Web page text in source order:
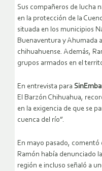
Sus compañeros de lucha
en la protección de la
situada en los municipios
Buenaventura y Ahumada
chihuahuense. Además,
grupos armados en el
En entrevista para
El Barzón Chihuahua,
en la exigencia de que se
cuenca del río”.
En mayo pasado, comentó
Ramón había denunciado
región e incluso señaló a